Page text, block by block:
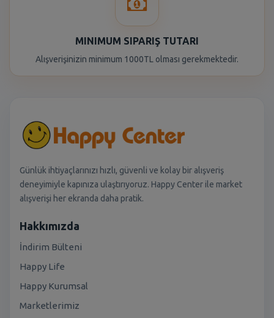
MINIMUM SIPARIŞ TUTARI
Alışverişinizin minimum 1000TL olması gerekmektedir.
Günlük ihtiyaçlarınızı hızlı, güvenli ve kolay bir alışveriş
deneyimiyle kapınıza ulaştırıyoruz. Happy Center ile market
alışverişi her ekranda daha pratik.
Hakkımızda
İndirim Bülteni
Happy Life
Happy Kurumsal
Marketlerimiz